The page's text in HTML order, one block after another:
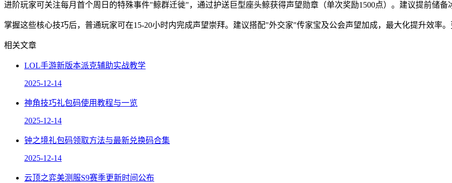
进阶玩家可关注每月首个周日的特殊事件"鲸群迁徙"，通过护送巨型座头鲸获得声望勋章（单次奖励1500点）。建议提前储备
掌握这些核心技巧后，普通玩家可在15-20小时内完成声望崇拜。建议搭配"外交家"传家宝及公会声望加成，最大化提升效率
相关文章
LOL手游新版本派克辅助实战教学
2025-12-14
神角技巧礼包码使用教程与一览
2025-12-14
钟之境礼包码领取方法与最新兑换码合集
2025-12-14
云顶之弈美测服S9赛季更新时间公布